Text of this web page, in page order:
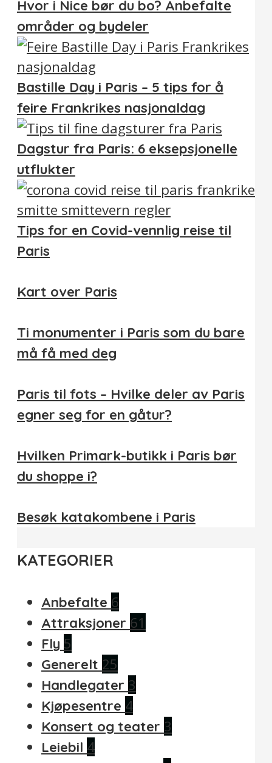
Hvor i Nice bør du bo? Anbefalte
områder og bydeler
Bastille Day i Paris – 5 tips for å
feire Frankrikes nasjonaldag
Dagstur fra Paris: 6 eksepsjonelle
utflukter
Tips for en Covid-vennlig reise til
Paris
Kart over Paris
Ti monumenter i Paris som du bare
må få med deg
Paris til fots – Hvilke deler av Paris
egner seg for en gåtur?
Hvilken Primark-butikk i Paris bør
du shoppe i?
Besøk katakombene i Paris
KATEGORIER
Anbefalte 6
Attraksjoner 61
Fly 5
Generelt 25
Handlegater 3
Kjøpesentre 4
Konsert og teater 3
Leiebil 4